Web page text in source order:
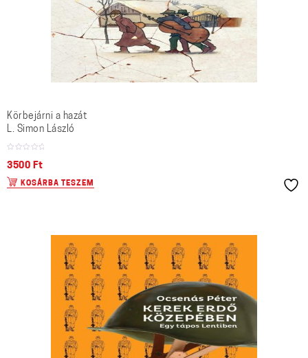
Körbejárni a hazát
L. Simon László
3500 Ft
KOSÁRBA TESZEM